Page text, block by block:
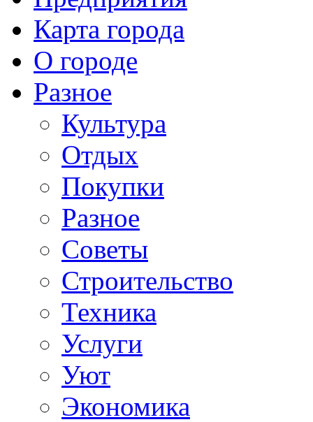
Карта города
О городе
Разное
Культура
Отдых
Покупки
Разное
Советы
Строительство
Техника
Услуги
Уют
Экономика